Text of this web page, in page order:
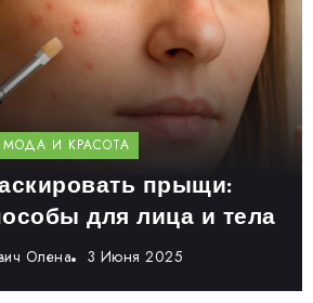
МОДА И КРАСОТА
прыщи:
для лица и тела
Олена 3 Июня 2025